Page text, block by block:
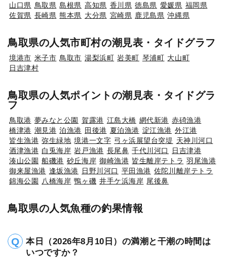
山口県 鳥取県 島根県 高知県 香川県 徳島県 愛媛県 福岡県
佐賀県 長崎県 熊本県 大分県 宮崎県 鹿児島県 沖縄県
鳥取県の人気市町村の潮見表・タイドグラフ
境港市 米子市 鳥取市 湯梨浜町 岩美町 琴浦町 大山町
日吉津村
鳥取県の人気ポイントの潮見表・タイドグラ
フ
鳥取港 夢みなと公園 賀露港 江島大橋 網代新港 赤碕漁港
橋津港 潮見港 泊漁港 田後港 夏泊漁港 淀江漁港 外江港
皆生漁港 弥生緑地 境港一文字 弓ヶ浜展望台突堤 天神川河口
酒津漁港 白兎海岸 岩戸漁港 長尾鼻 千代川河口
日吉津港
湊山公園 船磯港 砂丘海岸 御崎漁港 皆生離岸テトラ 羽尾漁港
御来屋漁港 逢坂漁港 日野川河口 平田漁港 佐陀川離岸テトラ
錦海公園 八橋海岸 鴨ヶ磯 井手ケ浜海岸 尾後鼻
鳥取県の人気魚種の釣果情報
本日（2026年8月10日）の満潮と干潮の時間は
いつですか？